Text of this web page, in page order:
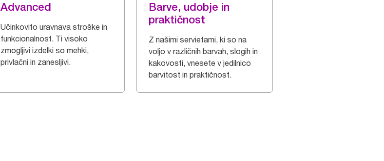
Advanced
Učinkovito uravnava stroške in
funkcionalnost. Ti visoko
zmogljivi izdelki so mehki,
privlačni in zanesljivi.
Barve, udobje in
praktičnost
Z našimi servietami, ki so na
voljo v različnih barvah, slogih in
kakovosti, vnesete v jedilnico
barvitost in praktičnost.